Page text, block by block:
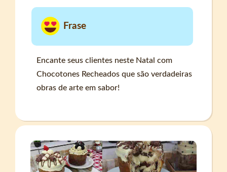
Frase
Encante seus clientes neste Natal com
Chocotones Recheados que são verdadeiras
obras de arte em sabor!